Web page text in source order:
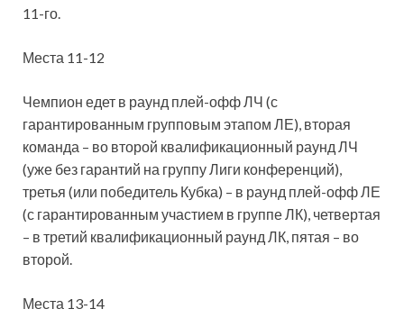
11-го.
Места 11-12
Чемпион едет в раунд плей-офф ЛЧ (с
гарантированным групповым этапом ЛЕ), вторая
команда – во второй квалификационный раунд ЛЧ
(уже без гарантий на группу Лиги конференций),
третья (или победитель Кубка) – в раунд плей-офф ЛЕ
(с гарантированным участием в группе ЛК), четвертая
– в третий квалификационный раунд ЛК, пятая – во
второй.
Места 13-14